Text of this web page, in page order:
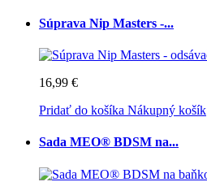
Súprava Nip Masters -...
16,99 €
Pridať do košíka Nákupný košík
Sada MEO® BDSM na...